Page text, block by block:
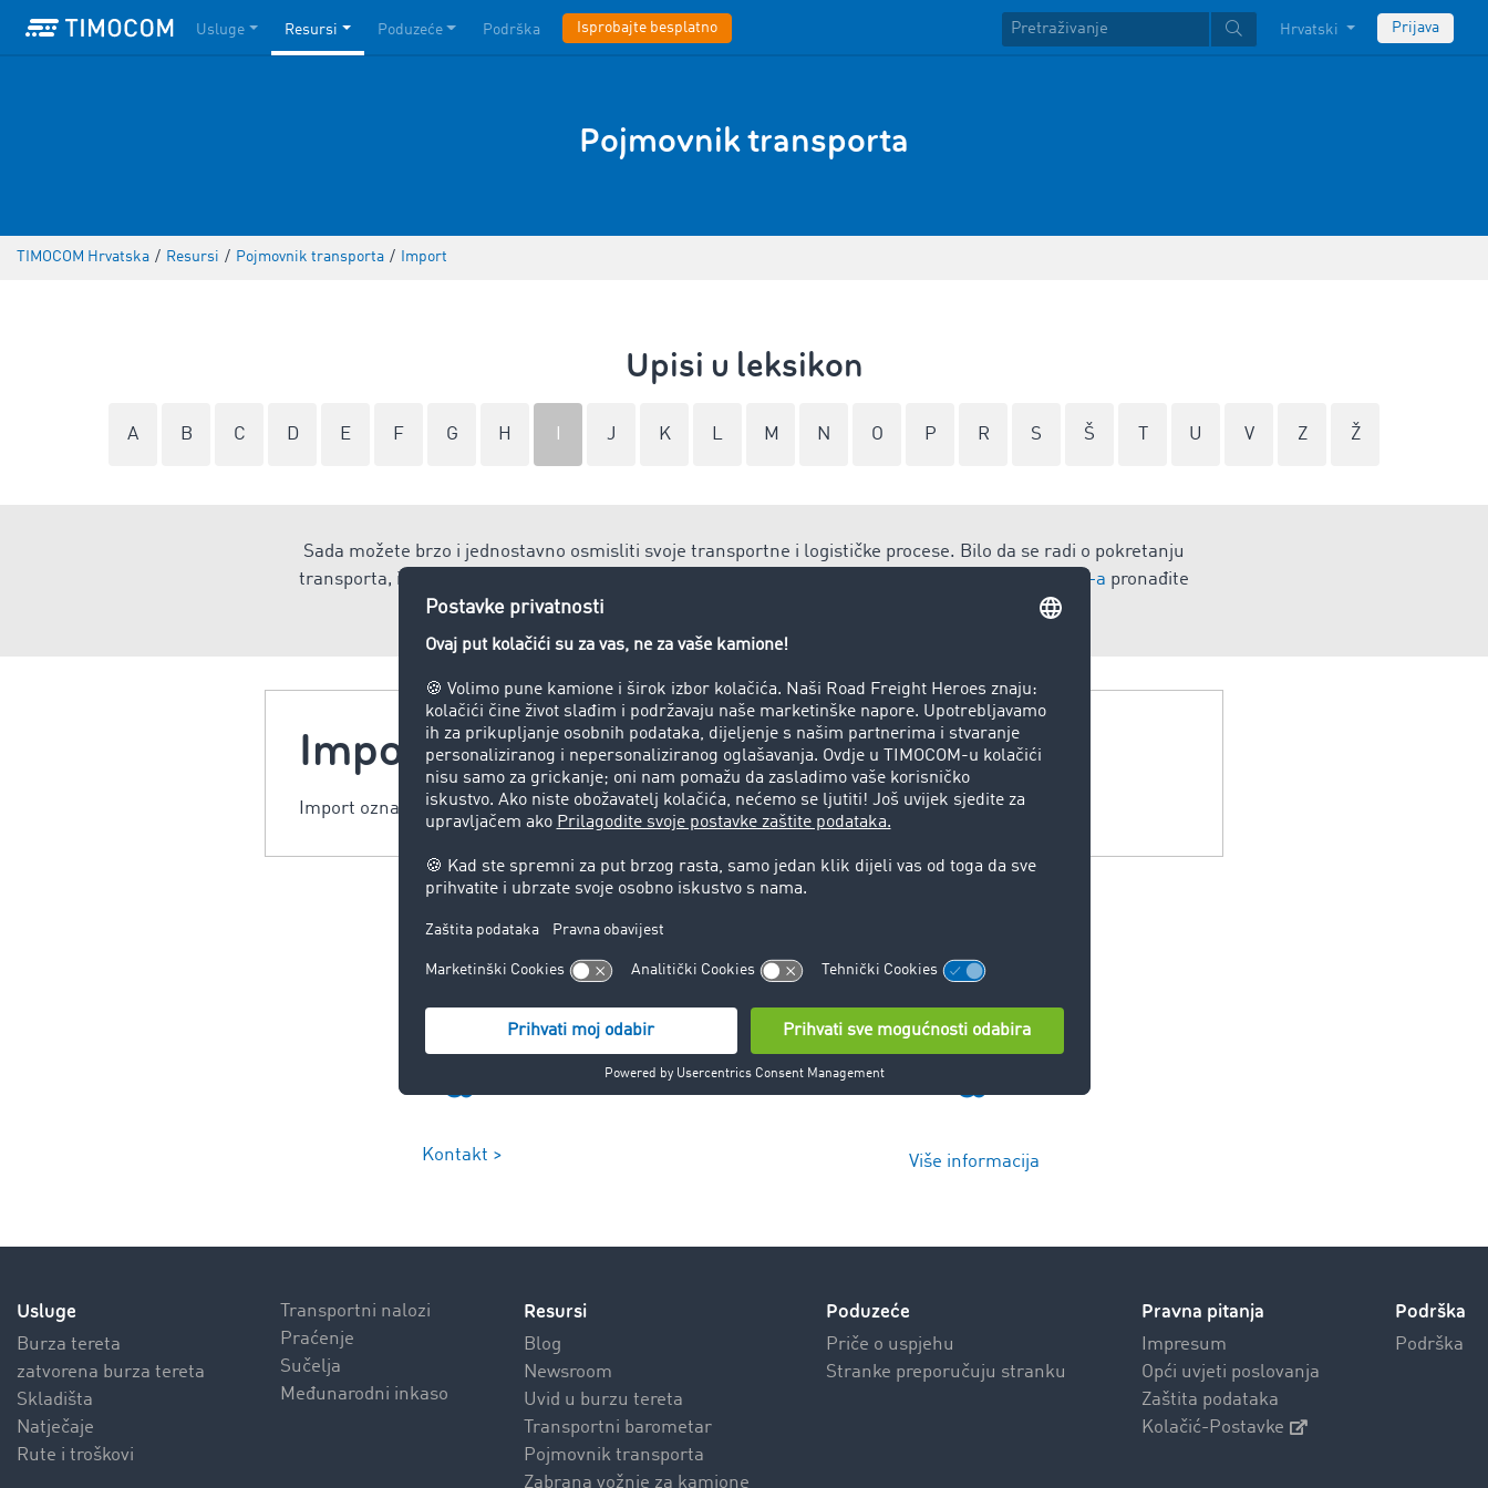
Usluge Resursi Poduzeće Podrška Isprobajte besplatno Hrvatski Prijava
Pojmovnik transporta
TIMOCOM Hrvatska / Resursi / Pojmovnik transporta / Import
Upisi u leksikon
A B C D E F G H J K L M N O P R S Š U V Z Ž
Sada možete brzo i jednostavno osmisliti svoje transportne i logističke procese. Bilo da se radi o pokretanju
transporta, implementaciji ili upravljanju narudžbama, u
Pametni logistički sistem iz TIMOCOM -a pronađite
odgovarajuću aplikaciju za svoje potrebe i stupanj digitalizacije.
Import
Import označava uvoz robe u zemlju.
Kontakt > Više informacija
Usluge
Burza tereta
zatvorena burza tereta
Skladišta
Natječaje
Rute i troškovi
Transportni nalozi
Praćenje
Sučelja
Međunarodni inkaso
Resursi
Blog
Newsroom
Uvid u burzu tereta
Transportni barometar
Pojmovnik transporta
Zabrana vožnje za kamione
Poduzeće
Priče o uspjehu
Stranke preporučuju stranku
Pravna pitanja
Impresum
Opći uvjeti poslovanja
Zaštita podataka
Kolačić-Postavke
Podrška
Podrška